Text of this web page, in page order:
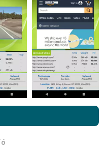
đo được thực hiện
Đây là những thử
điều kiện thực tế, trực
cũng muốn tham gia,
tải xuống ứng dụng
của bạn.Càng có
toàn diện!
thử nghiệm nPerf của chúng
người dùng cuối.